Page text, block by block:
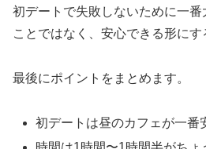
初デートで失敗しないために一
ことではなく、安心できる形にす
最後にポイントをまとめます。
初デートは昼のカフェが一番